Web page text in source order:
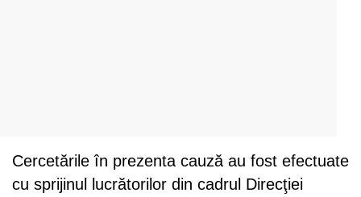
Cercetările în prezenta cauză au fost efectuate
cu sprijinul lucrătorilor din cadrul Direcţiei